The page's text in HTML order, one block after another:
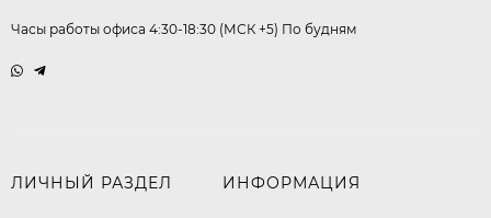
Часы работы офиса 4:30-18:30 (МСК +5) По будням
ЛИЧНЫЙ РАЗДЕЛ ИНФОРМАЦИЯ